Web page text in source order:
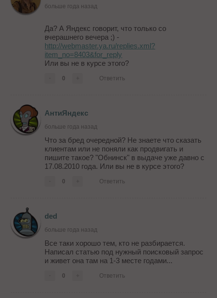
больше года назад
Да? А Яндекс говорит, что только со
вчерашнего вечера ;) -
http://webmaster.ya.ru/replies.xml?
item_no=8403&for_reply
Или вы не в курсе этого?
0 Ответить
АнтиЯндекс
больше года назад
Что за бред очередной? Не знаете что сказать
клиентам или не поняли как продвигать и
пишите такое? "Обнинск" в выдаче уже давно с
17.08.2010 года. Или вы не в курсе этого?
0 Ответить
ded
больше года назад
Все таки хорошо тем, кто не разбирается.
Написал статью под нужный поисковый запрос
и живет она там на 1-3 месте годами...
0 Ответить